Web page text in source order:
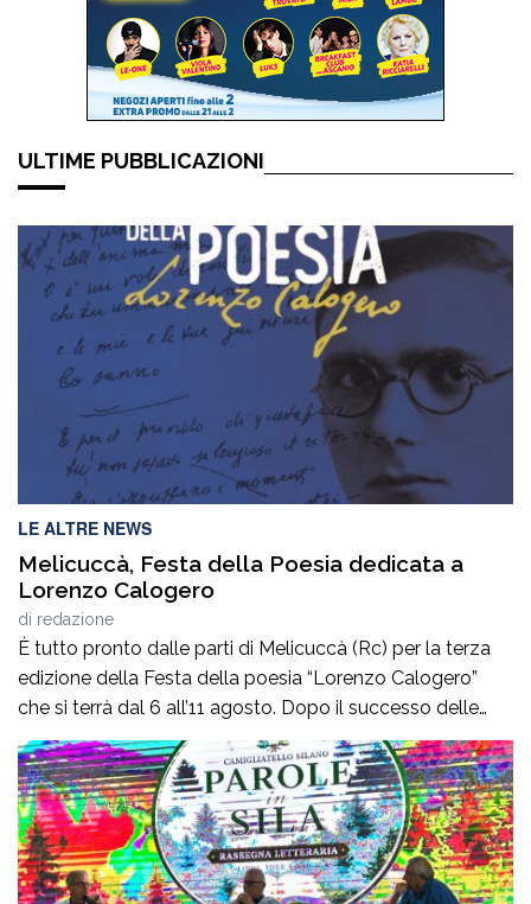
ULTIME PUBBLICAZIONI
LE ALTRE NEWS
Melicuccà, Festa della Poesia dedicata a
Lorenzo Calogero
di redazione
È tutto pronto dalle parti di Melicuccà (Rc) per la terza
edizione della Festa della poesia “Lorenzo Calogero”
che si terrà dal 6 all’11 agosto. Dopo il successo delle
prime due edizioni, nel 2024 e nel 2025, che hanno
portato nell’entroterra calabrese autorevoli protagonisti
della cultura italiana e internazionale, anche per
quest’annoLYRIKS – Laboratorio Interdisciplinare […]